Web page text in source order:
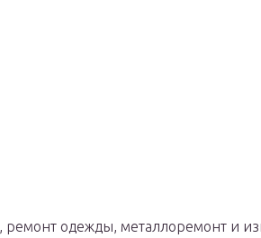
ремонт одежды, металлоремонт и